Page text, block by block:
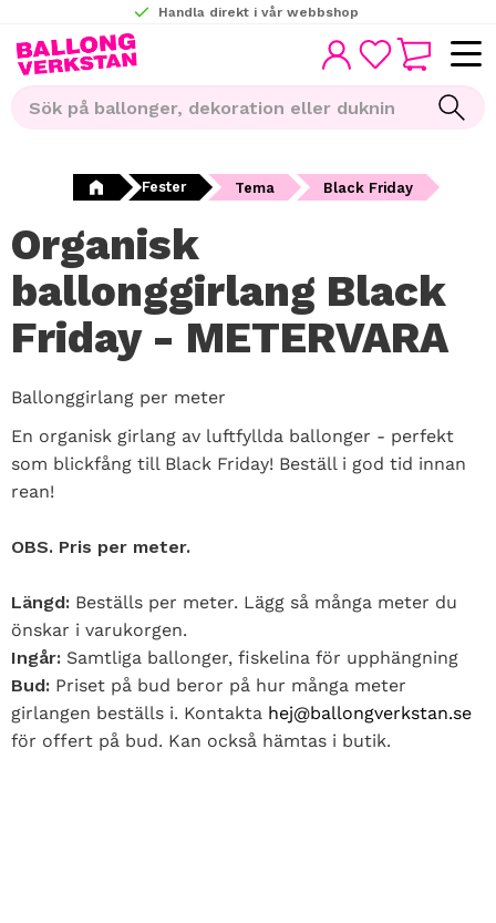
Meny
Handla direkt i vår webbshop
FAVORITER
KUNDVAGN
Fester Tema Black Friday
Organisk
ballonggirlang Black
Friday - METERVARA
Ballonggirlang per meter
En organisk girlang av luftfyllda ballonger - perfekt
som blickfång till Black Friday! Beställ i god tid innan
rean!
OBS. Pris per meter.
Längd: Beställs per meter. Lägg så många meter du
önskar i varukorgen.
Ingår: Samtliga ballonger, fiskelina för upphängning
Bud: Priset på bud beror på hur många meter
girlangen beställs i. Kontakta hej@ballongverkstan.se
för offert på bud. Kan också hämtas i butik.